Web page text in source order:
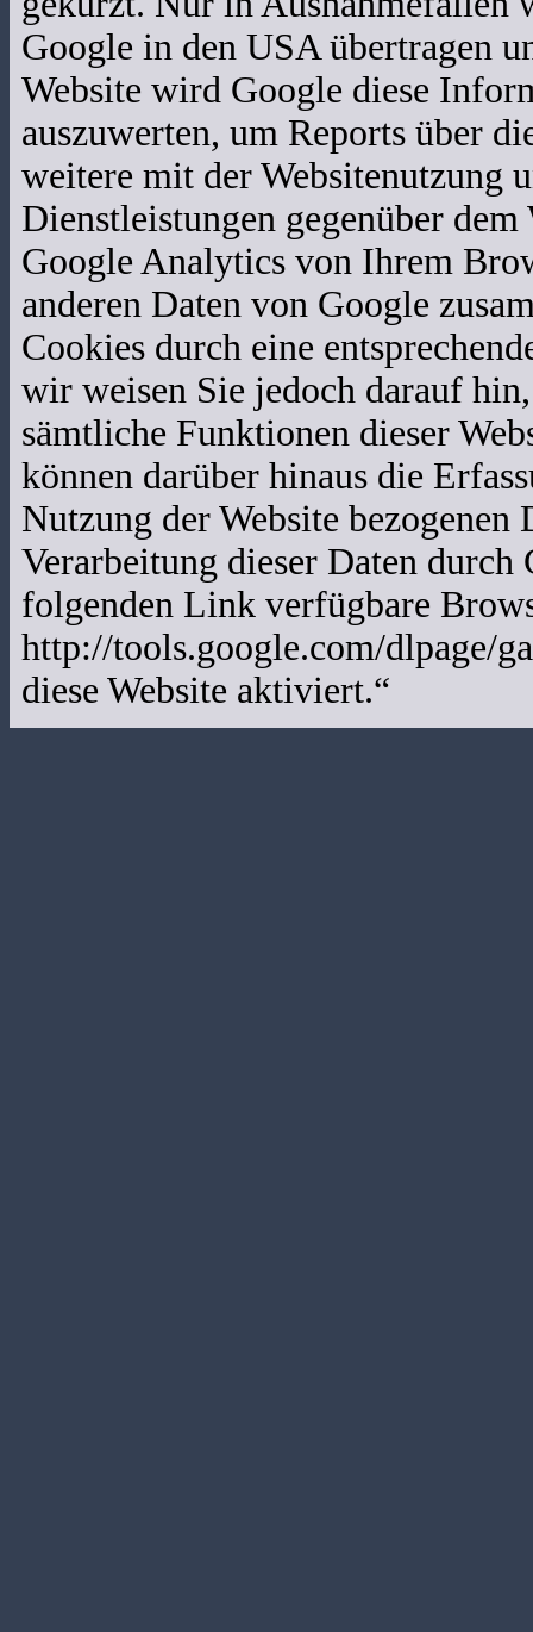
Google in den USA übertragen
Website wird Google diese
auszuwerten, um Reports über
weitere mit der Websitenutzung
Dienstleistungen gegenüber
Google Analytics von Ihrem
anderen Daten von Google
Cookies durch eine
wir weisen Sie jedoch darauf
sämtliche Funktionen dieser
können darüber hinaus die
Nutzung der Website
Verarbeitung dieser Daten
folgenden Link verfügbare
http://tools.google.com/dlpage/
diese Website aktiviert.“